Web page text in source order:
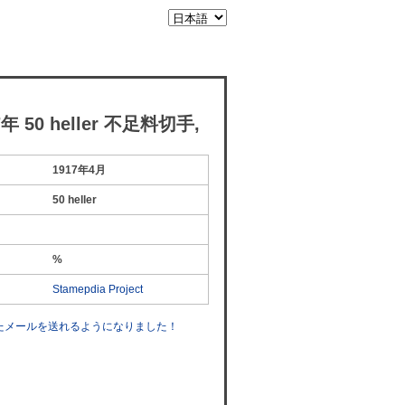
50 heller 不足料切手,
1917年4月
50 heller
%
Stamepdia Project
ールを送れるようになりました！